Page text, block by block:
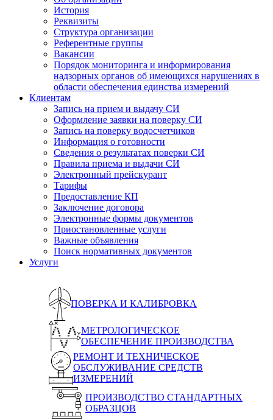
История
Реквизиты
Структура организации
Референтные группы
Вакансии
Порядок мониторинга и информирования
надзорных органов об имеющихся нарушениях в
области обеспечения единства измерений
Клиентам
Запись на прием и выдачу СИ
Оформление заявки на поверку СИ
Запись на поверку водосчетчиков
Информация о готовности
Сведения о результатах поверки СИ
Правила приема и выдачи СИ
Электронный прейскурант
Тарифы
Предоставление КП
Заключение договора
Электронные формы документов
Приостановленные услуги
Важные объявления
Поиск нормативных документов
Услуги
ПОВЕРКА И КАЛИБРОВКА
МЕТРОЛОГИЧЕСКОЕ
ОБЕСПЕЧЕНИЕ ПРОИЗВОДСТВА
РЕМОНТ И ТЕХНИЧЕСКОЕ
ОБСЛУЖИВАНИЕ СРЕДСТВ
ИЗМЕРЕНИЙ
ПРОИЗВОДСТВО СТАНДАРТНЫХ
ОБРАЗЦОВ